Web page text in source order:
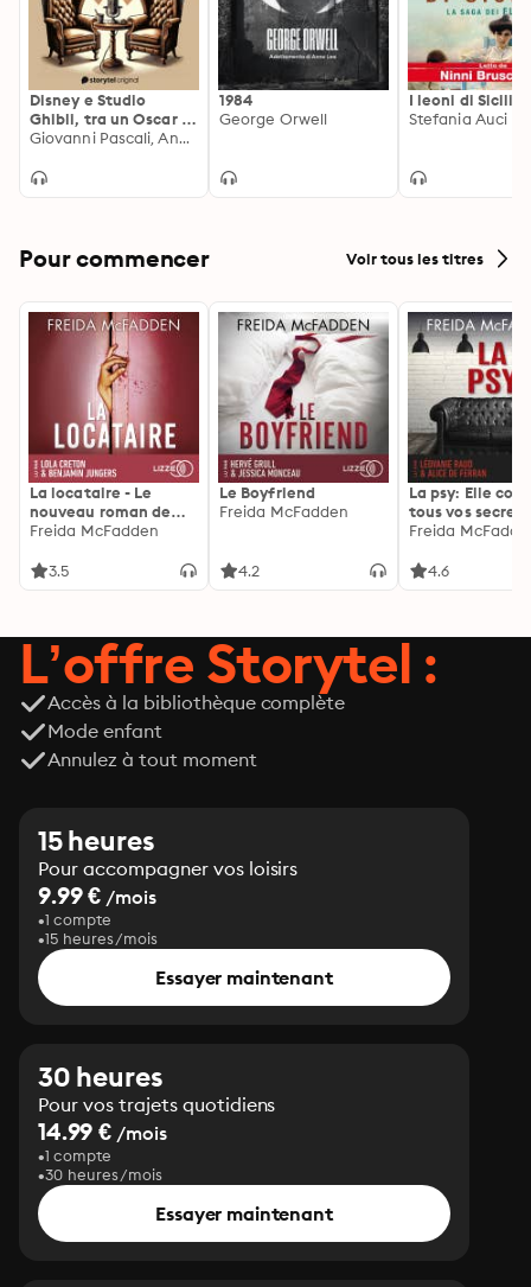
commozione e una generosità di cui lui stesso non era
consapevole.Musiche: Coro della Scuola di Musica
Cluster di Milano - Direttrice Vicky SchaetzingerPhoto:
©Getty ImagesArtwork: Studio PYM
Disney e Studio
Ghibli, tra un Oscar e
una katana
Giovanni Pascali, Andrea Vailati
1984
George Orwell
I leoni di Sicilia
Stefania Auci
Pour commencer Voir tous les titres
La locataire - Le
nouveau roman de
l'autrice de La femme
Freida McFadden
3.5
Le Boyfriend
Freida McFadden
4.2
La psy: Elle
tous vos
découvrez les
Freida
4.6
L’offre Storytel :
Accès à la bibliothèque complète
Mode enfant
Annulez à tout moment
15 heures
Pour accompagner vos loisirs
9.99 € /mois
1 compte
15 heures/mois
Essayer maintenant
30 heures
Pour vos trajets quotidiens
14.99 € /mois
1 compte
30 heures/mois
Essayer maintenant